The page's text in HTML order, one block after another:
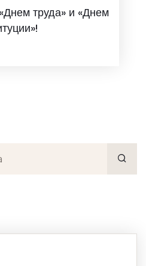
труда» и «Днем